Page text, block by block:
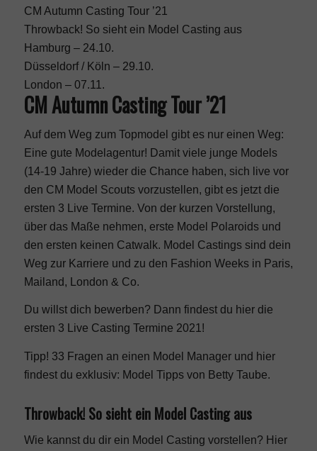
CM Autumn Casting Tour ’21
Throwback! So sieht ein Model Casting aus
Hamburg – 24.10.
Düsseldorf / Köln – 29.10.
London – 07.11.
CM Autumn Casting Tour ’21
Auf dem Weg zum Topmodel gibt es nur einen Weg:
Eine gute Modelagentur! Damit viele junge Models
(14-19 Jahre) wieder die Chance haben, sich live vor
den CM Model Scouts vorzustellen, gibt es jetzt die
ersten 3 Live Termine. Von der kurzen Vorstellung,
über das Maße nehmen, erste Model Polaroids und
den ersten keinen Catwalk. Model Castings sind dein
Weg zur Karriere und zu den Fashion Weeks in Paris,
Mailand, London & Co.
Du willst dich bewerben? Dann findest du hier die
ersten 3 Live Casting Termine 2021!
Tipp! 33 Fragen an einen Model Managerund hier
findest du exklusiv: Model Tipps von Betty Taube.
Throwback! So sieht ein Model Casting aus
Wie kannst du dir ein Model Casting vorstellen? Hier